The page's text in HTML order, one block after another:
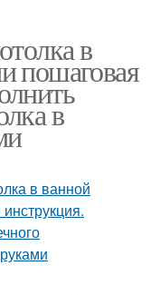
в
пошаговая
в